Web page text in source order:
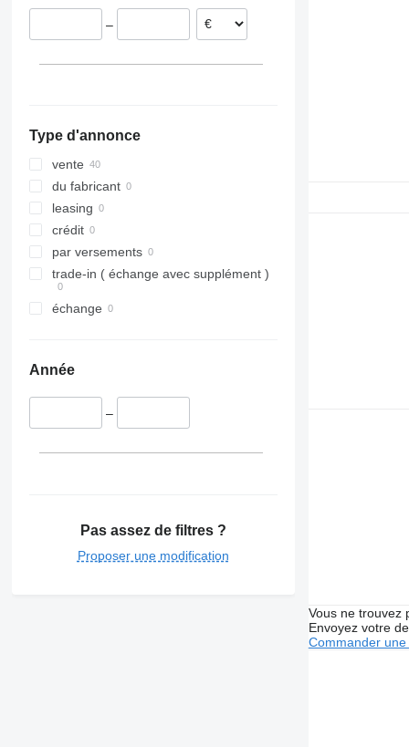
Portugal
Lituanie
–
Type d'annonce
vente
du fabricant
leasing
crédit
par versements
trade-in ( échange avec supplément )
échange
Année
–
Pas assez de filtres ?
Proposer une modification
Vous ne trouvez
Envoyez votre
Commander